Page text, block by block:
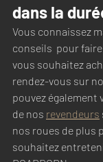
dans la
Vous connaissez
conseils  pour
vous souhaitez
rendez-vous sur
pouvez également
de nos revendeurs
nos roues de plus
souhaitez